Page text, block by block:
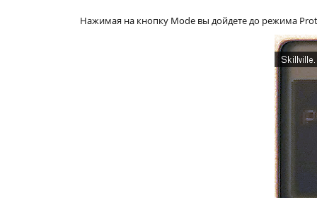
Нажимая на кнопку Mode вы дойдете до режима